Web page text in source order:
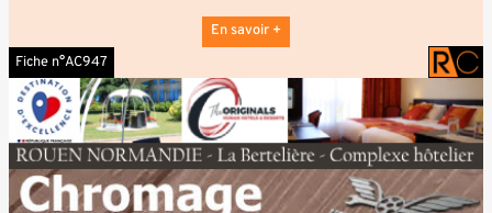
En savoir +
Fiche n°AC947